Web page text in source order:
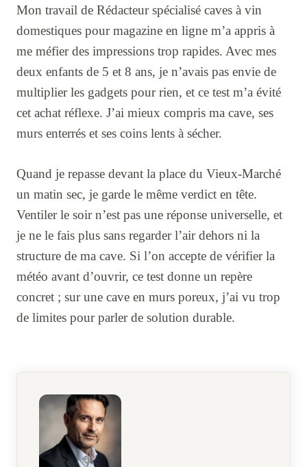
Mon travail de Rédacteur spécialisé caves à vin
domestiques pour magazine en ligne m’a appris à
me méfier des impressions trop rapides. Avec mes
deux enfants de 5 et 8 ans, je n’avais pas envie de
multiplier les gadgets pour rien, et ce test m’a évité
cet achat réflexe. J’ai mieux compris ma cave, ses
murs enterrés et ses coins lents à sécher.
Quand je repasse devant la place du Vieux-Marché
un matin sec, je garde le même verdict en tête.
Ventiler le soir n’est pas une réponse universelle, et
je ne le fais plus sans regarder l’air dehors ni la
structure de ma cave. Si l’on accepte de vérifier la
météo avant d’ouvrir, ce test donne un repère
concret ; sur une cave en murs poreux, j’ai vu trop
de limites pour parler de solution durable.